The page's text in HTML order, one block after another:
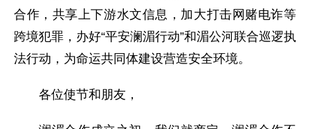
合作，共享上下游水文信息，加大打击网赌电诈等
跨境犯罪，办好“平安澜湄行动”和湄公河联合巡逻执
法行动，为命运共同体建设营造安全环境。
各位使节和朋友，